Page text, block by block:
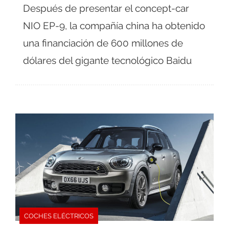
Después de presentar el concept-car
NIO EP-9, la compañía china ha obtenido
una financiación de 600 millones de
dólares del gigante tecnológico Baidu
COCHES ELÉCTRICOS